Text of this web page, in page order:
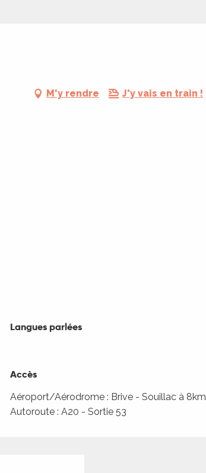
M'y rendre J'y vais en train !
Langues parlées
Langues parlées
Accès
Accès
Aéroport/Aérodrome : Brive - Souillac à 8km
Autoroute : A20 - Sortie 53